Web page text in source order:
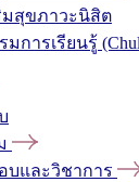
มสุขภาวะนิสิต
การเรียนรู้
บและวิชาการ